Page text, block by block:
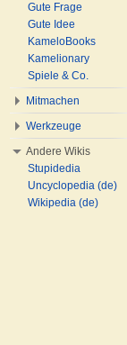
Gute Frage
Gute Idee
KameloBooks
Kamelionary
Spiele & Co.
Mitmachen
Werkzeuge
Andere Wikis
Stupidedia
Uncyclopedia (de)
Wikipedia (de)